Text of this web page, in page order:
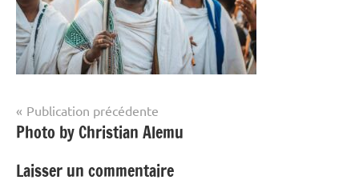
Navigation
de
l’article
Publication précédente
Photo by Christian Alemu
Laisser un commentaire